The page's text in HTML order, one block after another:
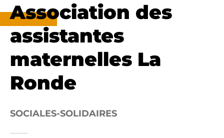
Association des
assistantes
maternelles La
Ronde
SOCIALES-SOLIDAIRES